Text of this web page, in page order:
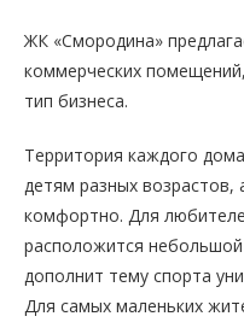
ЖК «Смородина»
коммерческих
тип бизнеса.
Территория каждого
детям разных
комфортно. Для
расположится
дополнит тему спорта
Для самых маленьких